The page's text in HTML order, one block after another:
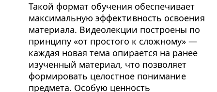
Такой формат обучения обеспечивает
максимальную эффективность освоения
материала. Видеолекции построены по
принципу «от простого к сложному» —
каждая новая тема опирается на ранее
изученный материал, что позволяет
формировать целостное понимание
предмета. Особую ценность